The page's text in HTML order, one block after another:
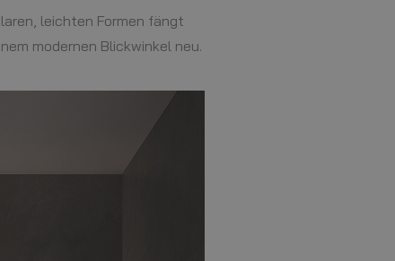
leichten Formen fängt
modernen Blickwinkel neu.